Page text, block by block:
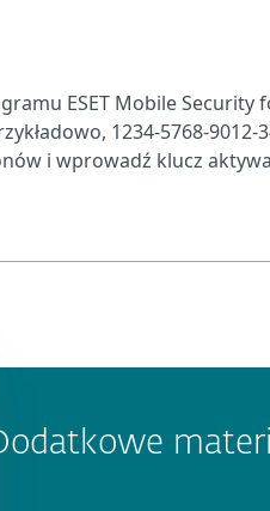
ESET Mobile Security
1234-5768-9012-
i wprowadź klucz